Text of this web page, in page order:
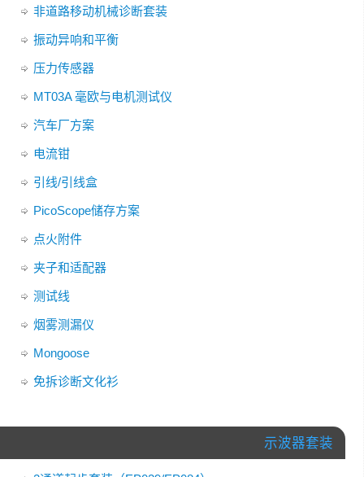
非道路移动机械诊断套装
振动异响和平衡
压力传感器
MT03A 毫欧与电机测试仪
汽车厂方案
电流钳
引线/引线盒
PicoScope储存方案
点火附件
夹子和适配器
测试线
烟雾测漏仪
Mongoose
免拆诊断文化衫
示波器套装